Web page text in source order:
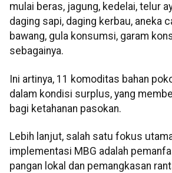
mulai beras, jagung, kedelai, telur
daging sapi, daging kerbau, aneka
bawang, gula konsumsi, garam
sebagainya.
Ini artinya, 11 komoditas bahan
dalam kondisi surplus, yang
bagi ketahanan pasokan.
Lebih lanjut, salah satu fokus
implementasi MBG adalah
pangan lokal dan pemangkasan